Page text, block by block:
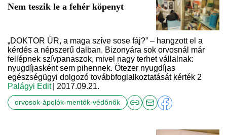
Nem teszik le a fehér köpenyt
„DOKTOR ÚR, a maga szíve sose fáj?” – hangzott el a
kérdés a népszerű dalban. Bizonyára sok orvosnál már
fellépnek szívpanaszok, mivel nagy terhet vállalnak:
nyugdíjasként sem pihennek. Ötezer nyugdíjas
egészségügyi dolgozó továbbfoglalkoztatását kérték 2
Palágyi Edit
| 2017.09.21.
orvosok-ápolók-mentők-védőnők